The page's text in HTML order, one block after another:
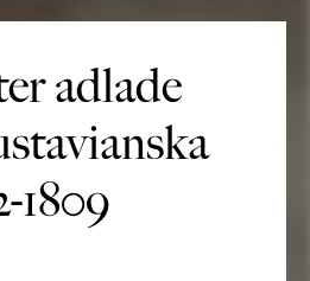
adlade
1809